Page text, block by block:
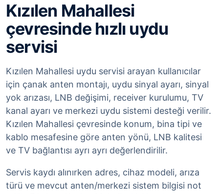
Kızılen Mahallesi
çevresinde hızlı uydu
servisi
Kızılen Mahallesi uydu servisi arayan kullanıcılar
için çanak anten montajı, uydu sinyal ayarı, sinyal
yok arızası, LNB değişimi, receiver kurulumu, TV
kanal ayarı ve merkezi uydu sistemi desteği verilir.
Kızılen Mahallesi çevresinde konum, bina tipi ve
kablo mesafesine göre anten yönü, LNB kalitesi
ve TV bağlantısı ayrı ayrı değerlendirilir.
Servis kaydı alınırken adres, cihaz modeli, arıza
türü ve mevcut anten/merkezi sistem bilgisi not